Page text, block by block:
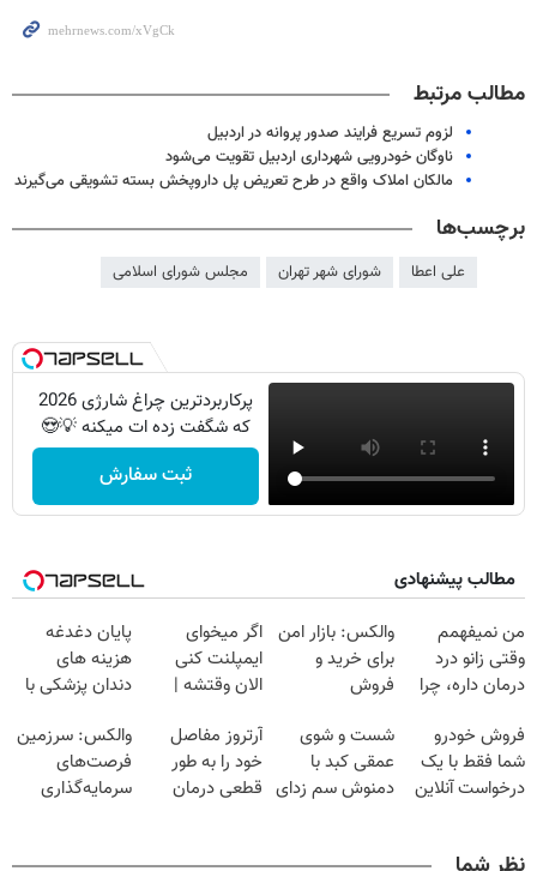
مطالب مرتبط
لزوم تسریع فرایند صدور پروانه در اردبیل
ناوگان خودرویی شهرداری اردبیل تقویت می‌شود
مالکان املاک واقع در طرح تعریض پل داروپخش بسته تشویقی می‌گیرند
برچسب‌ها
علی اعطا شورای شهر تهران مجلس شورای اسلامی
پرکاربردترین چراغ شارژی 2026
که شگفت زده ات میکنه 💡😍
ثبت سفارش
مطالب پیشنهادی
من نمیفهمم
وقتی زانو درد
درمان داره، چرا
تحمل میکنی؟❗
والکس: بازار امن
برای خرید و
فروش
دیجیتال
اگر میخوای
ایمپلنت کنی
الان وقتشه |
میلیون تومان!!!
پایان دغدغه
هزینه های
دندان پزشکی با
خانگی
فروش خودرو
شما فقط با یک
درخواست آنلاین
شست و شوی
عمقی کبد با
دمنوش سم زدای
آرتروز مفاصل
خود را به طور
قطعی درمان
والکس: سرزمین
فرصت‌های
سرمایه‌گذاری